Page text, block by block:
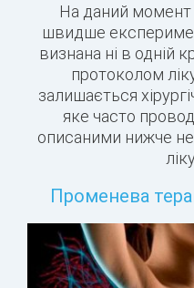
На даний момент
швидше
визнана ні в одній
протоколом
залишається
яке часто
описаними нижче
Променева